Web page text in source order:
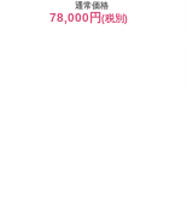
通常価格
78,000円(税別)